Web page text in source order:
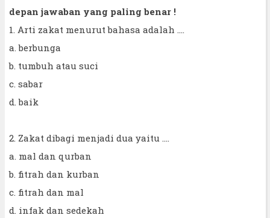
depan jawaban yang paling benar !
1. Arti zakat menurut bahasa adalah ....
a. berbunga
b. tumbuh atau suci
c. sabar
d. baik
2. Zakat dibagi menjadi dua yaitu ....
a. mal dan qurban
b. fitrah dan kurban
c. fitrah dan mal
d. infak dan sedekah